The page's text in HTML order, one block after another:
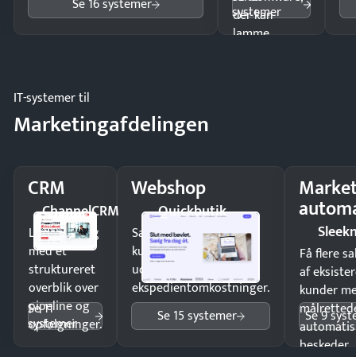
Se 16 systemer
der kan
lamme
systemer
IT-systemer til
Marketingafdelingen
CRM
ChannelCRM
Luk flere salg
med et
struktureret
overblik over
pipeline og
opfølgninger.
Se 11
systemer
Webshop
Quickbutik
Sælg produkter 24/7 til
kunder i hele landet
uden
ekspedientomkostninger.
Se 15 systemer
Få flere
af
kunder
beskeder.
Se 9